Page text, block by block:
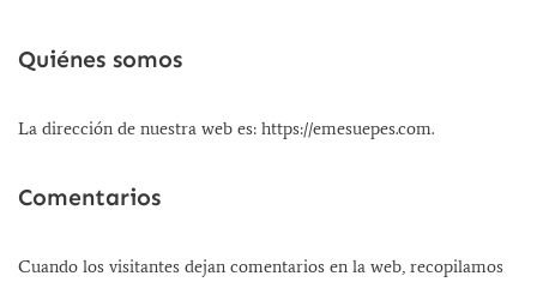
Quiénes somos
La dirección de nuestra web es: https://emesuepes.com.
Comentarios
Cuando los visitantes dejan comentarios en la web, recopilamos